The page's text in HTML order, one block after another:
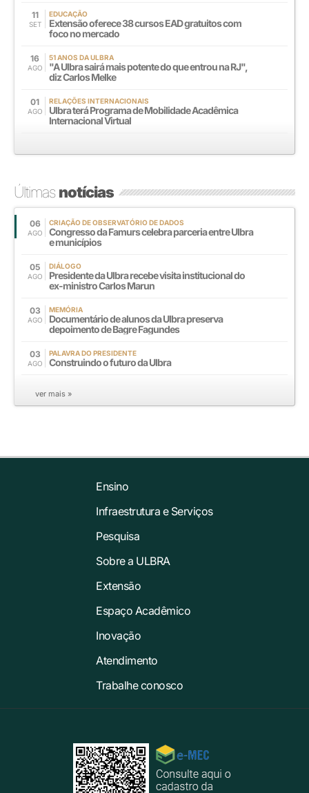
11
SET
EDUCAÇÃO
Extensão oferece 38 cursos EAD gratuitos com
foco no mercado
16
AGO
51 ANOS DA ULBRA
"A Ulbra sairá mais potente do que entrou na RJ",
diz Carlos Melke
01
AGO
RELAÇÕES INTERNACIONAIS
Ulbra terá Programa de Mobilidade Acadêmica
Internacional Virtual
Últimasnotícias
06
AGO
CRIAÇÃO DE OBSERVATÓRIO DE DADOS
Congresso da Famurs celebra parceria entre Ulbra
e municípios
05
AGO
DIÁLOGO
Presidente da Ulbra recebe visita institucional do
ex-ministro Carlos Marun
03
AGO
MEMÓRIA
Documentário de alunos da Ulbra preserva
depoimento de Bagre Fagundes
03
AGO
PALAVRA DO PRESIDENTE
Construindo o futuro da Ulbra
ver mais »
Ensino
Infraestrutura e Serviços
Pesquisa
Sobre a ULBRA
Extensão
Espaço Acadêmico
Inovação
Atendimento
Trabalhe conosco